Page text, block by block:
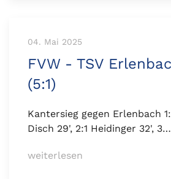
04. Mai 2025
FVW - TSV
(5:1)
Kantersieg gegen Erlenbach
Disch 29', 2:1 Heidinger 32', 3…
weiterlesen